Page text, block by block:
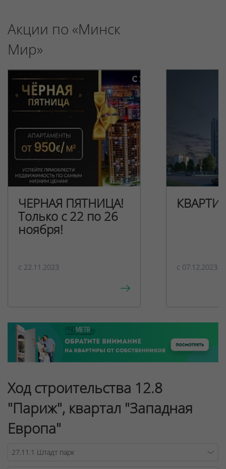
Акции по «Минск
Мир»
ЧЕРНАЯ ПЯТНИЦА!
Только с 22 по 26
ноября!
c 22.11.2023 c 07.12.2023
Ход строительства 12.8
"Париж", квартал "Западная
Европа"